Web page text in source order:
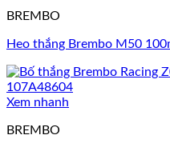
BREMBO
Heo thắng Brembo M50
Xem nhanh
BREMBO